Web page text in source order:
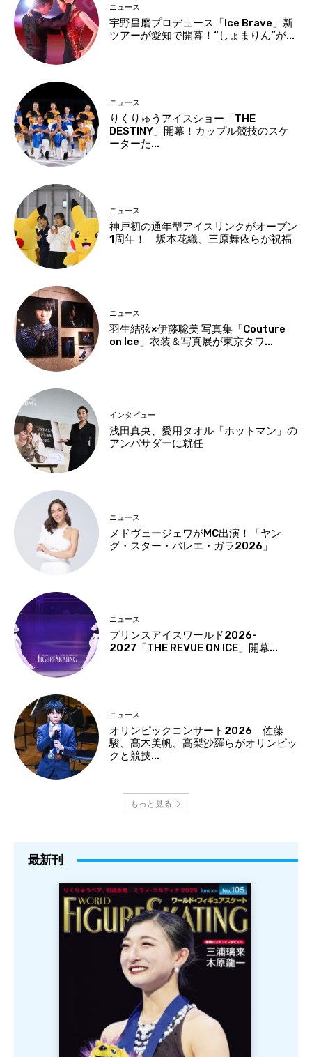
ニュース
宇野昌磨プロデュース「Ice Brave」新
ツアーが愛知で開幕！“しょまりん”が...
ニュース
りくりゅうアイスショー「THE
DESTINY」開幕！カップル競技のスケ
ーターた...
ニュース
神戸初の通年型アイスリンクがオープン
1周年！ 坂本花織、三原舞依らが祝福
ニュース
羽生結弦×伊藤聡美 写真集「Couture
on Ice」衣装＆写真展が東京タワ...
インタビュー
浅田真央、愛用タオル「ホットマン」の
アンバサダーに就任
ニュース
メドヴェージェワがMC出演！「ヤン
グ・スター・バレエ・ガラ2026」
ニュース
プリンスアイスワールド2026-
2027「THE REVUE ON ICE」開幕...
ニュース
オリンピックコンサート2026 佐藤
駿、髙木美帆、高梨沙羅らがオリンピッ
クと競技...
もっと見る
最新刊